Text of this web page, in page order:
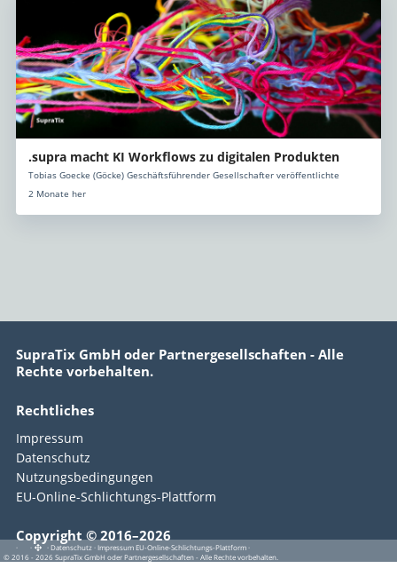
.supra macht KI Workflows zu digitalen Produkten
Tobias Goecke (Göcke) Geschäftsführender Gesellschafter veröffentlichte
2 Monate her
SupraTix GmbH oder Partnergesellschaften - Alle
Rechte vorbehalten.
Rechtliches
Impressum
Datenschutz
Nutzungsbedingungen
EU-Online-Schlichtungs-Plattform
Copyright © 2016–2026
· · ·Datenschutz·Impressum EU-Online-Schlichtungs-Plattform·
© 2016 - 2026 SupraTix GmbH oder Partnergesellschaften - Alle Rechte vorbehalten.